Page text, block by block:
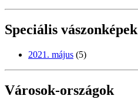
Speciális vászonképek
2021. május (5)
Városok-országok